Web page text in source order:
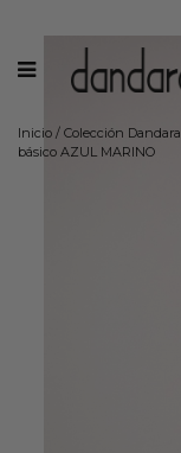
Inicio / Colección Dandara
básico AZUL MARINO